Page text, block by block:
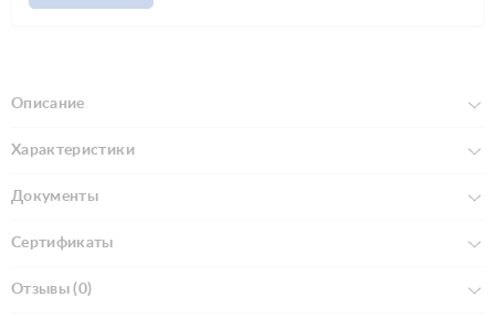
Описание
Характеристики
Документы
Сертификаты
Отзывы (0)